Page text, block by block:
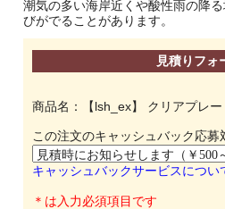
潮気の多い海岸近くや酸性雨の降
びがでることがあります。
見積りフォ
商品名：【lsh_ex】 クリアプレ
この注文のキャッシュバック応募
キャッシュバックサービスについ
＊は入力必須項目です